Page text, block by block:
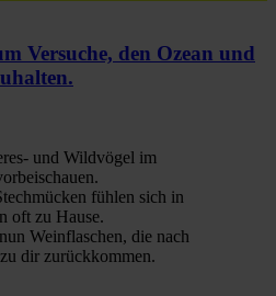
Versuche, den Ozean und
und Wildvögel im
fühlen sich in
oft zu Hause.
Weinflaschen, die nach
dir zurückkommen.